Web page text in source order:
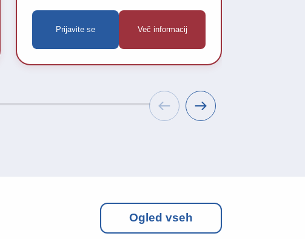
Prijavite se Več informacij
Ogled vseh